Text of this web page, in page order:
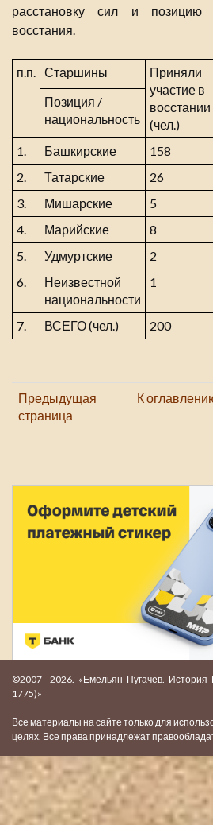
расстановку сил и
восстания.
п.п. Старшины
Приняли
участие в
восстании
(чел.)
Позиция /
национальность
1. Башкирские 158
2.
Татарские 26
3.
Мишарские 5
4.
Марийские 8
5.
Удмуртские 2
6.
Неизвестной
национальности
1
7. ВСЕГО (чел.) 200
Предыдущая
страница
К
©2007—2026. «Емельян Пугачев. История
1775)»
Все материалы на сайте только для
целях. Все права принадлежат